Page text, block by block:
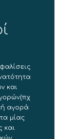
και
αγορά
μίας
και